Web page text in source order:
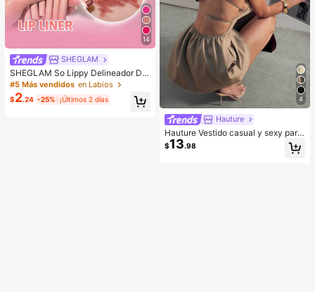
14
SHEGLAM
SHEGLAM So Lippy Delineador De
Labios-Misty Rose Lip Combo Mar
ca De Belleza CosméTica Maquillaj
e Para Mujeres Y NiñAs
#5 Más vendidos en Labios
$2.24 -25% ¡Últimos 2 días 4
Hauture
Hauture Vestido casual y sexy para
oficina con cuello cuadrado, delant
al frontal y bolsillos, con espalda ab
$13.98